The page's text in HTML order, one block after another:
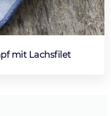
mit Lachsfilet